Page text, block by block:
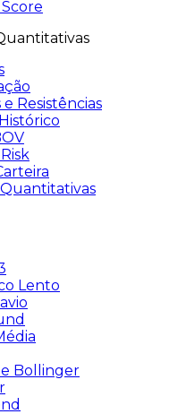
Resistências
Lento
Bollinger